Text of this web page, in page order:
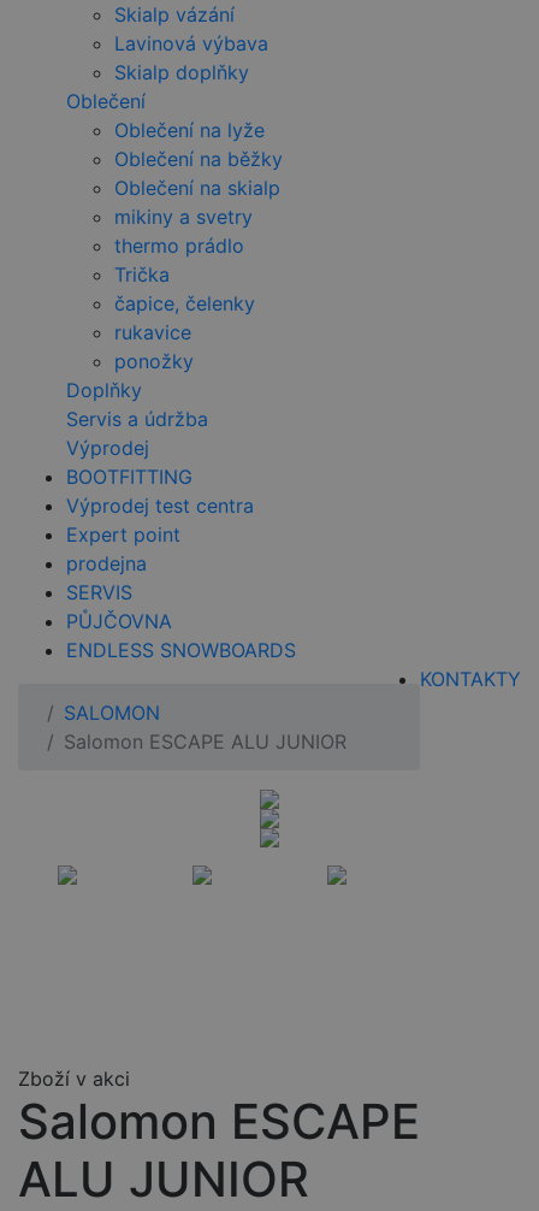
Skialp vázání
Lavinová výbava
Skialp doplňky
Oblečení
Oblečení na lyže
Oblečení na běžky
Oblečení na skialp
mikiny a svetry
thermo prádlo
Trička
čapice, čelenky
rukavice
ponožky
Doplňky
Servis a údržba
Výprodej
BOOTFITTING
Výprodej test centra
Expert point
prodejna
SERVIS
PŮJČOVNA
ENDLESS SNOWBOARDS
KONTAKTY
SALOMON
Salomon ESCAPE ALU JUNIOR
Zboží v akci
Salomon ESCAPE
ALU JUNIOR